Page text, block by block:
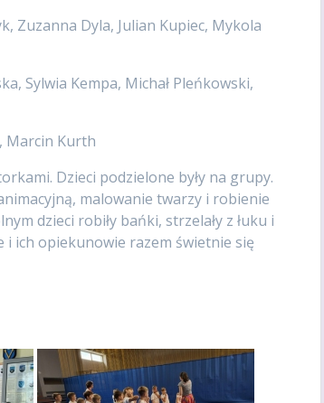
Zuzanna Dyla, Julian Kupiec, Mykola
Sylwia Kempa, Michał Pleńkowski,
Marcin Kurth
Dzieci podzielone były na grupy.
malowanie twarzy i robienie
dzieci robiły bańki, strzelały z łuku i
i ich opiekunowie razem świetnie się